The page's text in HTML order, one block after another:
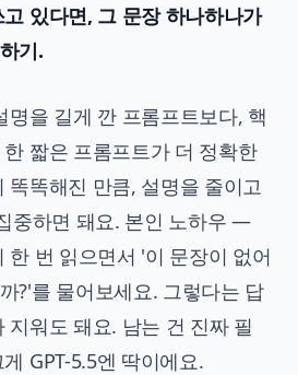
있다면, 그 문장 하나하나가
기.
을 길게 깐 프롬프트보다, 핵
짧은 프롬프트가 더 정확한
똑똑해진 만큼, 설명을 줄이고
중하면 돼요. 본인 노하우 —
한 번 읽으면서 '이 문장이 없어
?'를 물어보세요. 그렇다는 답
지워도 돼요. 남는 건 진짜 필
GPT-5.5엔 딱이에요.